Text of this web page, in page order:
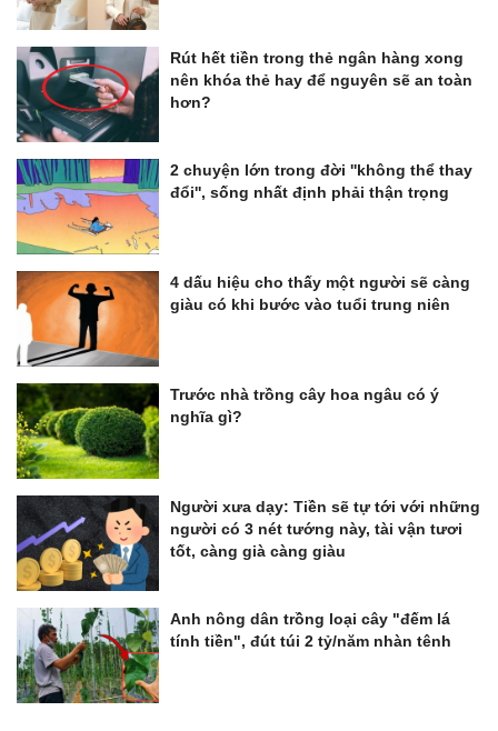
Rút hết tiền trong thẻ ngân hàng xong
nên khóa thẻ hay để nguyên sẽ an toàn
hơn?
2 chuyện lớn trong đời ''không thể thay
đổi'', sống nhất định phải thận trọng
4 dấu hiệu cho thấy một người sẽ càng
giàu có khi bước vào tuổi trung niên
Trước nhà trồng cây hoa ngâu có ý
nghĩa gì?
Người xưa dạy: Tiền sẽ tự tới với những
người có 3 nét tướng này, tài vận tươi
tốt, càng già càng giàu
Anh nông dân trồng loại cây "đếm lá
tính tiền", đút túi 2 tỷ/năm nhàn tênh